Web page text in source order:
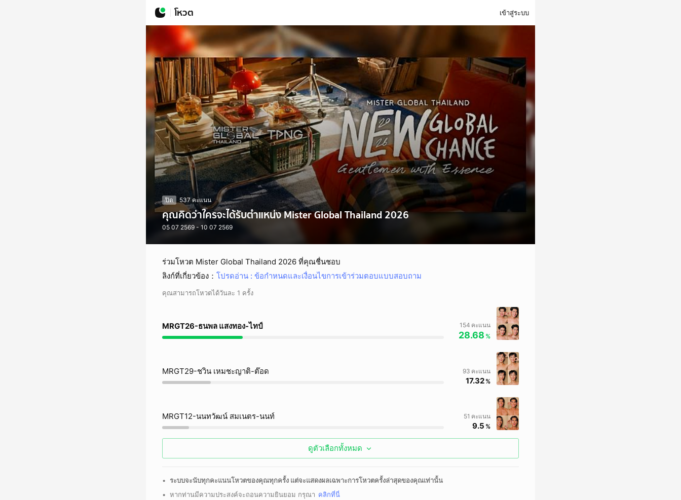
โหวต เข้าสู่ระบบ
ปิด 537 คะแนน
คุณคิดว่าใครจะได้รับตำแหน่ง Mister Global Thailand 2026
05 07 2569 - 10 07 2569
ร่วมโหวต Mister Global Thailand 2026 ที่คุณชื่นชอบ
ลิงก์ที่เกี่ยวข้อง ： โปรดอ่าน : ข้อกำหนดและเงื่อนไขการเข้าร่วมตอบแบบสอบถาม
คุณสามารถโหวตได้วันละ 1 ครั้ง
MRGT26-ธนพล แสงทอง-ไทป์ 154 คะแนน
28.68 %
MRGT29-ชวิน เหมชะญาติ-ต๊อด 93 คะแนน
17.32 %
MRGT12-นนทวัฒน์ สมเนตร-นนท์ 51 คะแนน
9.5 %
ดูตัวเลือกทั้งหมด
• ระบบจะนับทุกคะแนนโหวตของคุณทุกครั้ง แต่จะแสดงผลเฉพาะการโหวตครั้งล่าสุดของคุณเท่านั้น
• หากท่านมีความประสงค์จะถอนความยินยอม กรุณา คลิกที่นี่